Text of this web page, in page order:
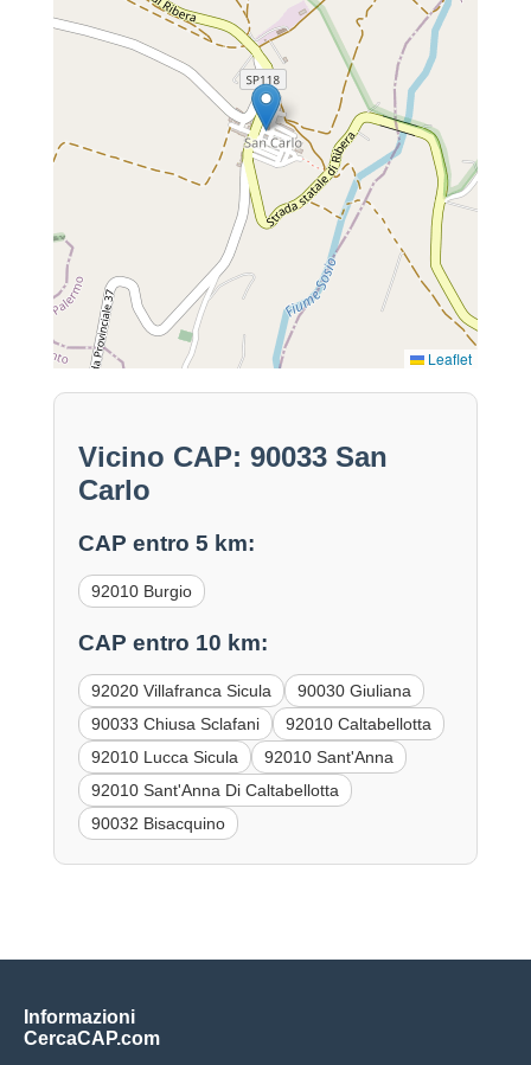
Leaflet
Vicino CAP: 90033 San
Carlo
CAP entro 5 km:
92010 Burgio
CAP entro 10 km:
92020 Villafranca Sicula
90030 Giuliana
90033 Chiusa Sclafani
92010 Caltabellotta
92010 Lucca Sicula
92010 Sant'Anna
92010 Sant'Anna Di Caltabellotta
90032 Bisacquino
Informazioni
CercaCAP.com